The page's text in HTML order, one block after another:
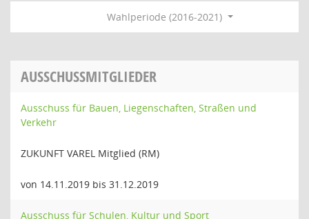
Wahlperiode (2016-2021)
AUSSCHUSSMITGLIEDER
Ausschuss für Bauen, Liegenschaften, Straßen und
Verkehr
ZUKUNFT VAREL Mitglied (RM)
von 14.11.2019 bis 31.12.2019
Ausschuss für Schulen, Kultur und Sport